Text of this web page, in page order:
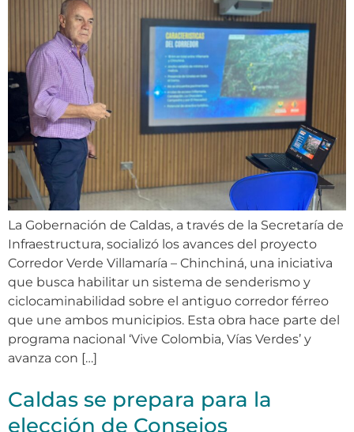
La Gobernación de Caldas, a través de la Secretaría de
Infraestructura, socializó los avances del proyecto
Corredor Verde Villamaría – Chinchiná, una iniciativa
que busca habilitar un sistema de senderismo y
ciclocaminabilidad sobre el antiguo corredor férreo
que une ambos municipios. Esta obra hace parte del
programa nacional ‘Vive Colombia, Vías Verdes’ y
avanza con […]
Caldas se prepara para la
elección de Consejos